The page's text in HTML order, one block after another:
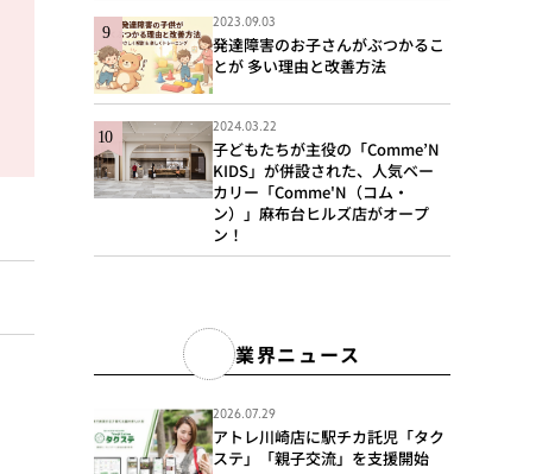
2023.09.03
発達障害のお子さんがぶつかるこ
とが 多い理由と改善方法
2024.03.22
子どもたちが主役の「Comme’N
KIDS」が併設された、人気ベー
カリー「Comme'N（コム・
ン）」麻布台ヒルズ店がオープ
ン！
業界ニュース
2026.07.29
アトレ川崎店に駅チカ託児「タク
ステ」「親子交流」を支援開始